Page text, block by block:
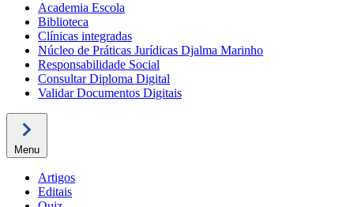
Academia Escola
Biblioteca
Clínicas integradas
Núcleo de Práticas Jurídicas Djalma Marinho
Responsabilidade Social
Consultar Diploma Digital
Validar Documentos Digitais
Menu
Artigos
Editais